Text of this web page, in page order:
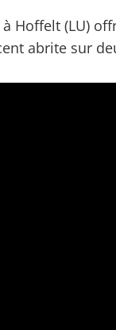
Hoffelt (LU)
abrite sur